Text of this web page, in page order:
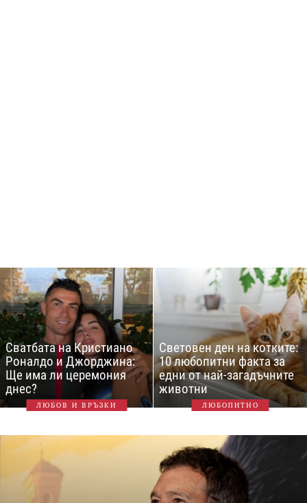
Сватбата на Кристиано
Роналдо и Джорджина:
Ще има ли церемония
днес?
ЛЮБОВ И ВРЪЗКИ
Световен ден на котките:
10 любопитни факта за
едни от най-загадъчните
животни
ЛЮБОПИТНО